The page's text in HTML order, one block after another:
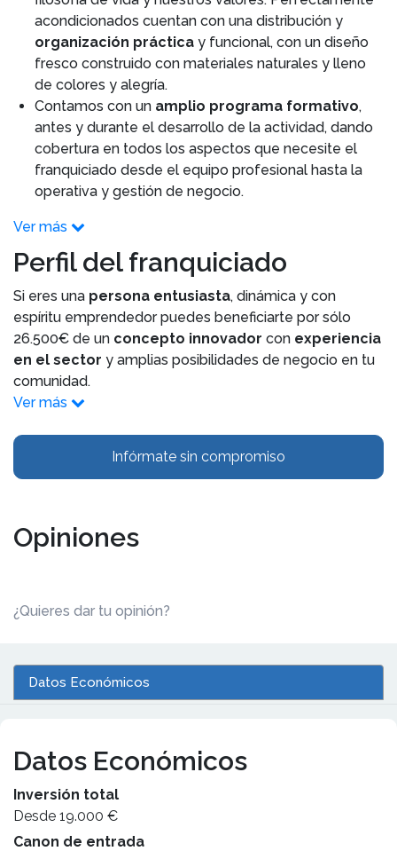
acondicionados cuentan con una distribución y
organización práctica y funcional, con un diseño
fresco construido con materiales naturales y lleno
de colores y alegría.
Contamos con un amplio programa formativo,
antes y durante el desarrollo de la actividad, dando
cobertura en todos los aspectos que necesite el
franquiciado desde el equipo profesional hasta la
operativa y gestión de negocio.
Ver más
Perfil del franquiciado
Si eres una persona entusiasta, dinámica y con
espíritu emprendedor puedes beneficiarte por sólo
26.500€ de un concepto innovador con experiencia
en el sector y amplias posibilidades de negocio en tu
comunidad.
Ver más
Infórmate sin compromiso
Opiniones
¿Quieres dar tu opinión?
Datos Económicos
Datos Económicos
Inversión total
Desde 19.000 €
Canon de entrada